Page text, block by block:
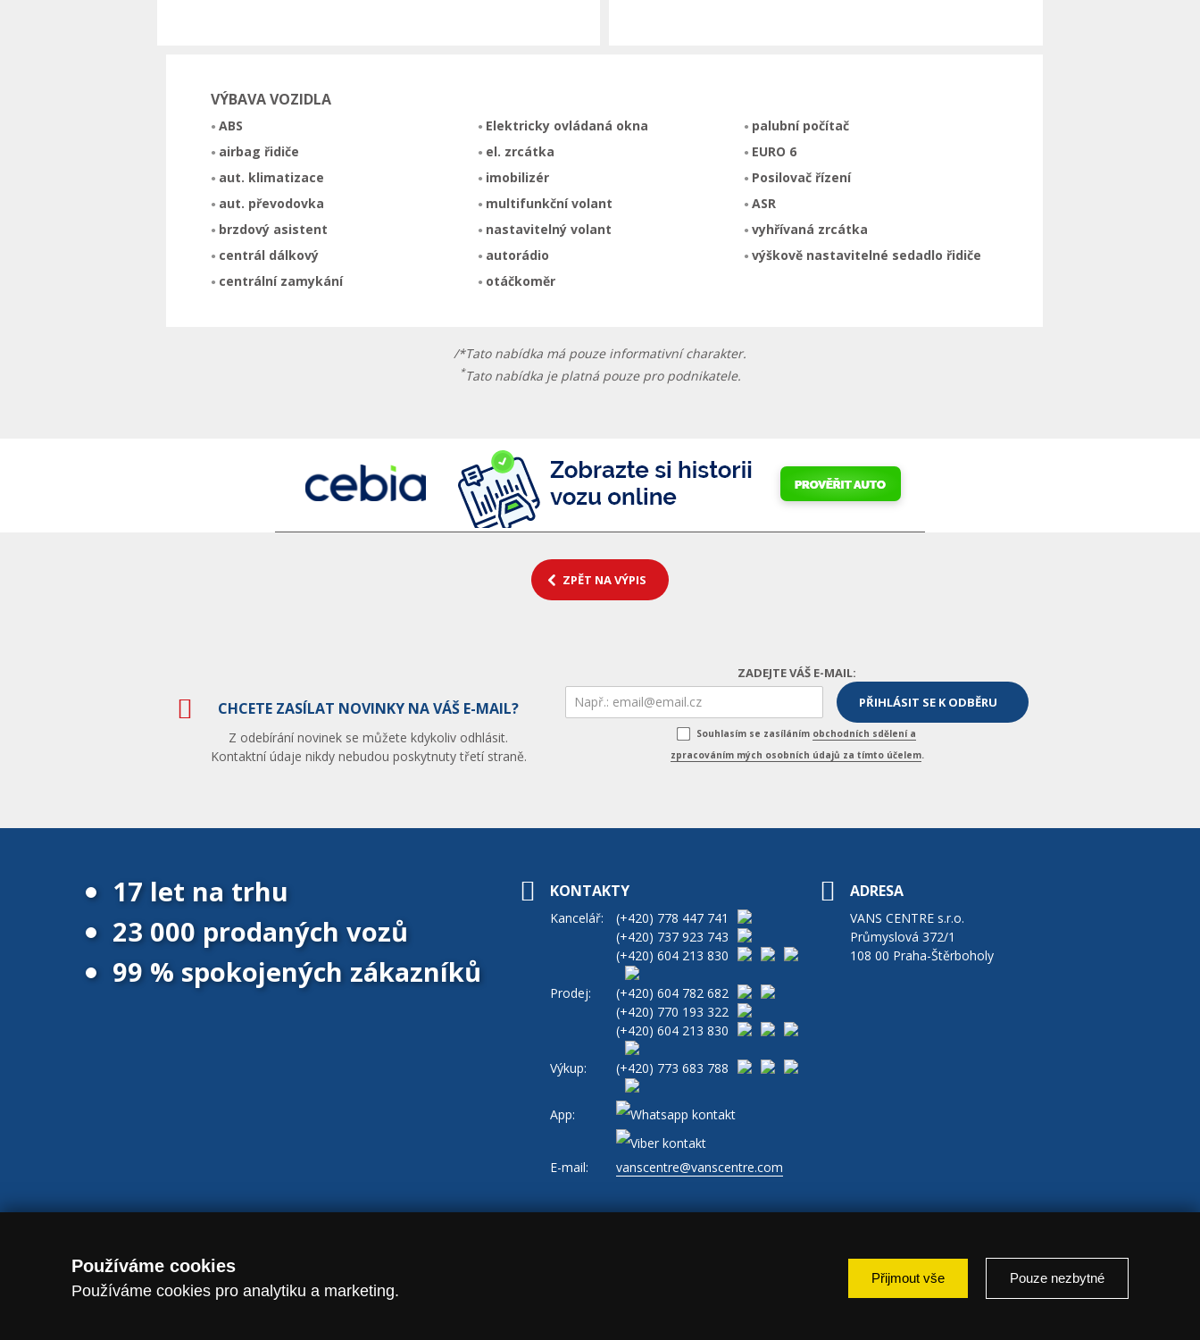
VÝBAVA VOZIDLA
ABS
airbag řidiče
aut. klimatizace
aut. převodovka
brzdový asistent
centrál dálkový
centrální zamykání
Elektricky ovládaná okna
el. zrcátka
imobilizér
multifunkční volant
nastavitelný volant
autorádio
otáčkoměr
palubní počítač
EURO 6
Posilovač řízení
ASR
vyhřívaná zrcátka
výškově nastavitelné sedadlo řidiče
/*Tato nabídka má pouze informativní charakter.
*Tato nabídka je platná pouze pro podnikatele.
ZPĚT NA VÝPIS
CHCETE ZASÍLAT NOVINKY NA VÁŠ E-MAIL?
Z odebírání novinek se můžete kdykoliv odhlásit.
Kontaktní údaje nikdy nebudou poskytnuty třetí straně.
ZADEJTE VÁŠ E-MAIL:
Souhlasím se zasíláním obchodních sdělení a
zpracováním mých osobních údajů za tímto účelem.
17 let na trhu
23 000 prodaných vozů
99 % spokojených zákazníků
KONTAKTY
Kancelář: (+420) 778 447 741
(+420) 737 923 743
(+420) 604 213 830
Prodej: (+420) 604 782 682
(+420) 770 193 322
(+420) 604 213 830
Výkup: (+420) 773 683 788
App:
E-mail: vanscentre@vanscentre.com
ADRESA
VANS CENTRE s.r.o.
Průmyslová 372/1
108 00 Praha-Štěrboholy
Používáme cookies
Používáme cookies pro analytiku a marketing.
Přijmout vše Pouze nezbytné